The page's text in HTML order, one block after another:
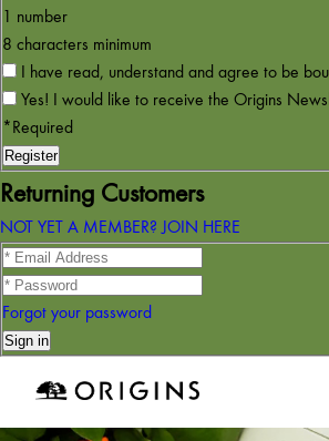
1 number
8 characters minimum
I have read, understand and agree to be
Yes! I would like to receive the Origins
*Required
Returning Customers
NOT YET A MEMBER? JOIN HERE
Forgot your password